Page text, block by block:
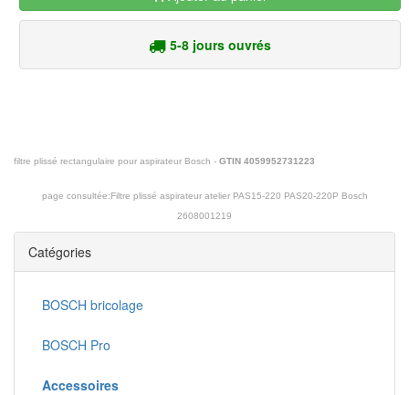
5-8 jours ouvrés
filtre plissé rectangulaire pour aspirateur Bosch - GTIN 4059952731223
page consultée:Filtre plissé aspirateur atelier PAS15-220 PAS20-220P Bosch
2608001219
Catégories
BOSCH bricolage
BOSCH Pro
Accessoires